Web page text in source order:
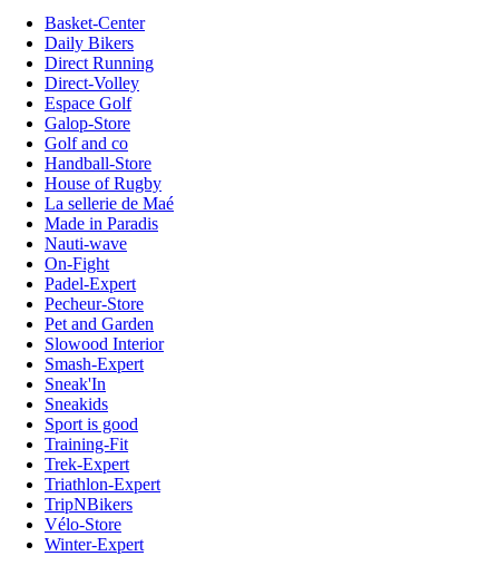
Basket-Center
Daily Bikers
Direct Running
Direct-Volley
Espace Golf
Galop-Store
Golf and co
Handball-Store
House of Rugby
La sellerie de Maé
Made in Paradis
Nauti-wave
On-Fight
Padel-Expert
Pecheur-Store
Pet and Garden
Slowood Interior
Smash-Expert
Sneak'In
Sneakids
Sport is good
Training-Fit
Trek-Expert
Triathlon-Expert
TripNBikers
Vélo-Store
Winter-Expert